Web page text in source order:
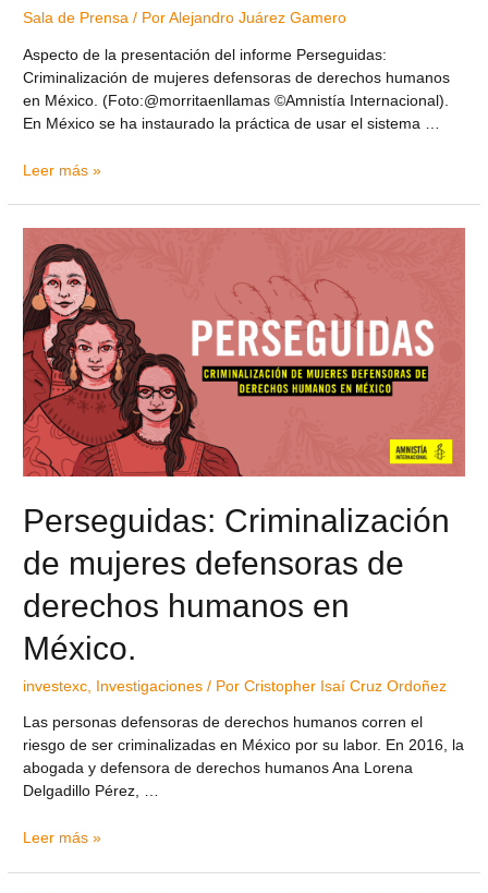
Sala de Prensa / PorAlejandro Juárez Gamero
Aspecto de la presentación del informe Perseguidas:
Criminalización de mujeres defensoras de derechos humanos
en México. (Foto:@morritaenllamas ©Amnistía Internacional).
En México se ha instaurado la práctica de usar el sistema …
Leer más »
Perseguidas: Criminalización
de mujeres defensoras de
derechos humanos en
México.
investexc Investigaciones / PorCristopher Isaí Cruz Ordoñez
Las personas defensoras de derechos humanos corren el
riesgo de ser criminalizadas en México por su labor. En 2016, la
abogada y defensora de derechos humanos Ana Lorena
Delgadillo Pérez, …
Leer más »